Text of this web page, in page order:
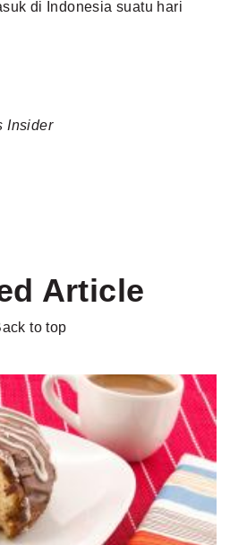
di Indonesia suatu hari
Insider
Article
to top